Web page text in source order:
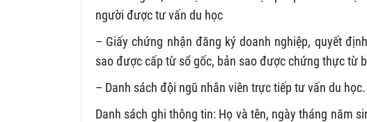
người được tư vấn du học
– Giấy chứng nhận đăng ký doanh nghiệp, quyết
sao được cấp từ sổ gốc, bản sao được chứng thực từ
– Danh sách đội ngũ nhân viên trực tiếp tư vấn du học.
Danh sách ghi thông tin: Họ và tên, ngày tháng năm